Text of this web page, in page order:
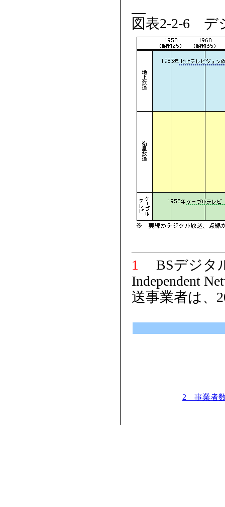
図表2-2-6 デ
1
BSデジタ
Independent
送事業者は、
2 事業者